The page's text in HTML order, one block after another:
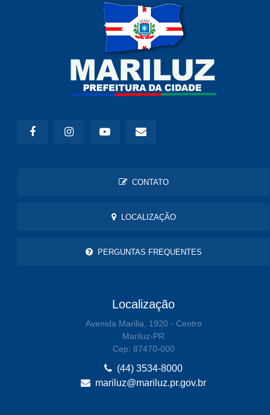
CONTATO
LOCALIZAÇÃO
PERGUNTAS FREQUENTES
Localização
Avenida Marilia, 1920 - Centro
Mariluz-PR
Cep: 87470-000
(44) 3534-8000
mariluz@mariluz.pr.gov.br